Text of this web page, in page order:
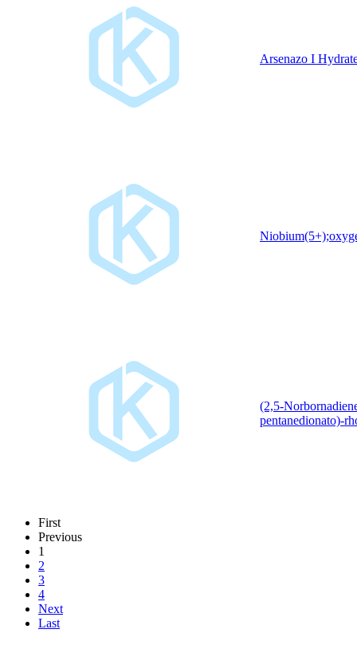
Arsenazo I
(2,5-
pentanedionato)-
First
Previous
1
2
3
4
Next
Last